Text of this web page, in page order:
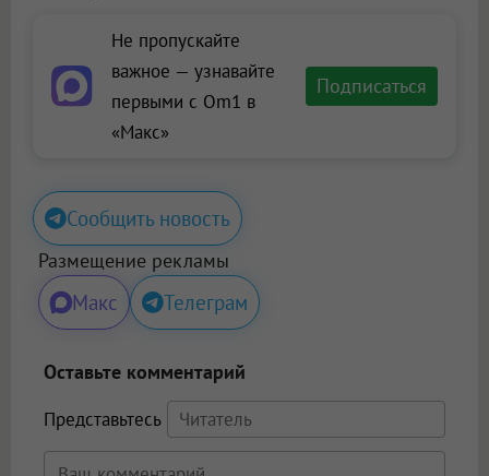
Не пропускайте
важное — узнавайте
первыми с Om1 в
«Макс»
Подписаться
Сообщить новость
Размещение рекламы
Макс Телеграм
Оставьте комментарий
Представьтесь